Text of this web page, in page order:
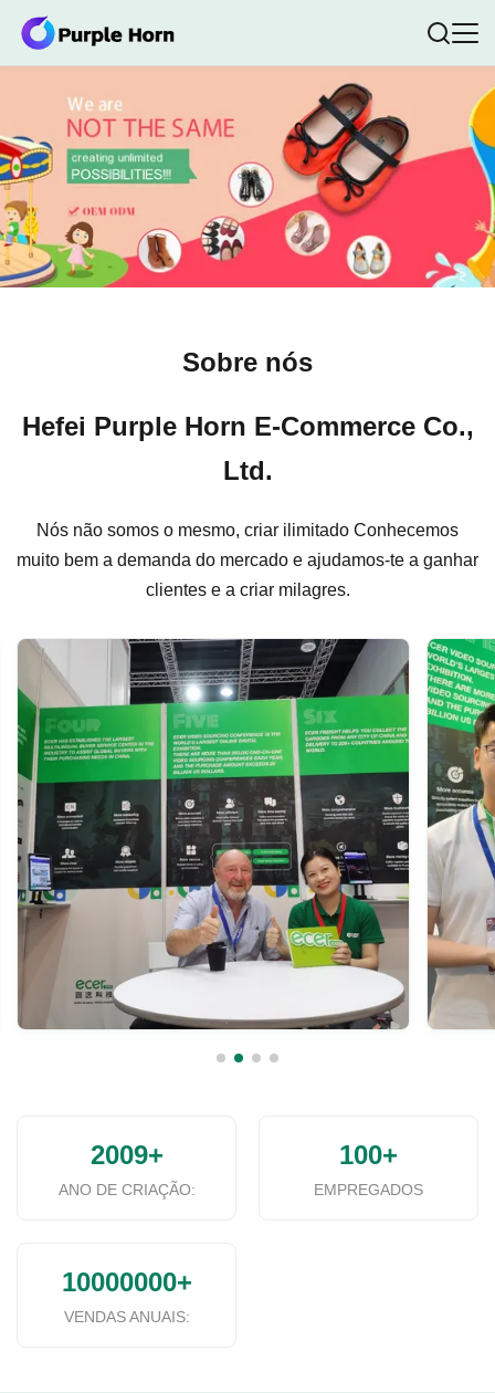
Sobre nós
Hefei Purple Horn E-Commerce Co.,
Ltd.
Nós não somos o mesmo, criar ilimitado Conhecemos
muito bem a demanda do mercado e ajudamos-te a ganhar
clientes e a criar milagres.
2009+
ANO DE CRIAÇÃO:
100+
EMPREGADOS
10000000+
VENDAS ANUAIS: